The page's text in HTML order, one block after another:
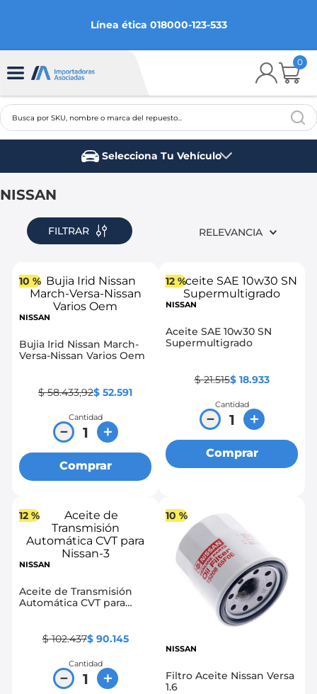
Línea ética 018000-123-533
0
Busca por SKU, nombre o marca del repuesto...
2.
aveo
spark gt
ford fiesta
.
mazda 3
.
sail
.
chevrolet sail
mazda 2
Selecciona Tu Vehículo
NISSAN
FILTRAR RELEVANCIA
10 %
NISSAN
Bujia Irid Nissan March-
Versa-Nissan Varios Oem
$ 58.433,92$ 52.591
Cantidad
＋
－
Comprar
12 %
NISSAN
Aceite SAE 10w30 SN
Supermultigrado
$ 21.515$ 18.933
Cantidad
＋
－
Comprar
12 %
NISSAN
Aceite de Transmisión
Automática CVT para
$ 102.437$ 90.145
Cantidad
＋
－
10 %
NISSAN
Filtro Aceite Nissan Versa
1.6